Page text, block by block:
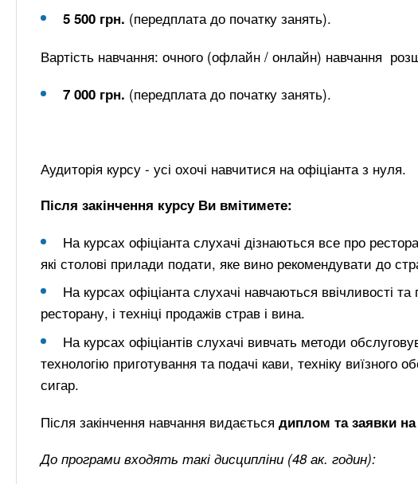
5 500 грн. (передплата до початку занять).
Вартість навчання: очного (офлайн / онлайн) навчання
7 000 грн. (передплата до початку занять).
Аудиторія курсу - усі охочі навчитися на офіціанта з нуля.
Після закінчення курсу Ви вмітимете:
На курсах офіціанта слухачі дізнаються все про
які столові прилади подати, яке вино рекомендувати до
На курсах офіціанта слухачі навчаються ввічливості
ресторану, і техніці продажів страв і вина.
На курсах офіціантів слухачі вивчать методи
технологію приготування та подачі кави, техніку
сигар.
Після закінчення навчання видається диплом та заявки
До програми входять такі дисципліни (48 ак. годин):